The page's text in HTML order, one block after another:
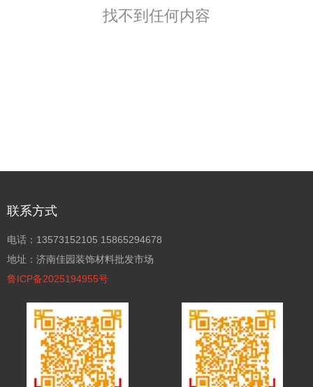
找不到任何内容
联系方式
电话：13573152105 15865294678
地址：济南佳园装饰材料批发市场
鲁ICP备2025194955号